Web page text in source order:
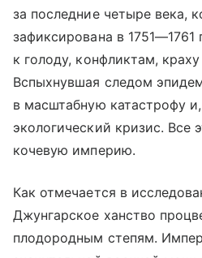
за последние четыре века,
зафиксирована в 1751—1761
к голоду, конфликтам,
Вспыхнувшая следом
в масштабную катастрофу
экологический кризис. Все
кочевую империю.
Как отмечается в
Джунгарское ханство
плодородным степям.